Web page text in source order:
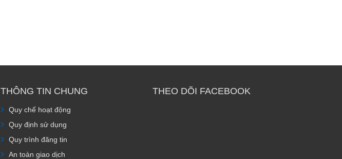
THÔNG TIN CHUNG
Quy chế hoạt động
Quy định sử dụng
Quy trình đăng tin
An toàn giao dịch
THEO DÕI FACEBOOK